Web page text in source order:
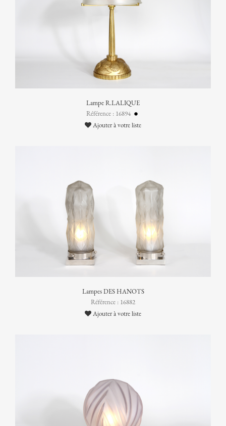
Lampe R.LALIQUE
Référence : 16894
Ajouter à votre liste
Lampes DES HANOTS
Référence : 16882
Ajouter à votre liste